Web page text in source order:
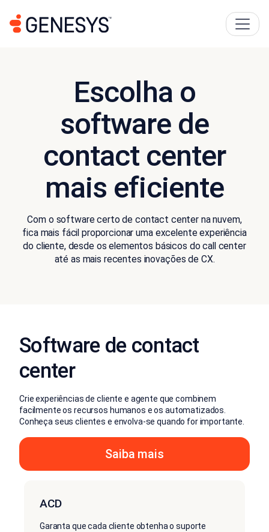
Escolha o
software de
contact center
mais eficiente
Com o software certo de contact center na nuvem,
fica mais fácil proporcionar uma excelente experiência
do cliente, desde os elementos básicos do call center
até as mais recentes inovações de CX.
Software de contact
center
Crie experiências de cliente e agente que combinem
facilmente os recursos humanos e os automatizados.
Conheça seus clientes e envolva-se quando for importante.
Saiba mais
ACD
Garanta que cada cliente obtenha o suporte